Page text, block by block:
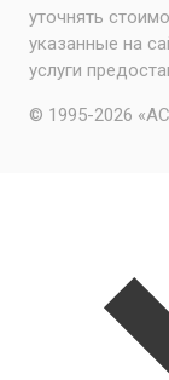
уточнять
указанные на
услуги
© 1995-2026